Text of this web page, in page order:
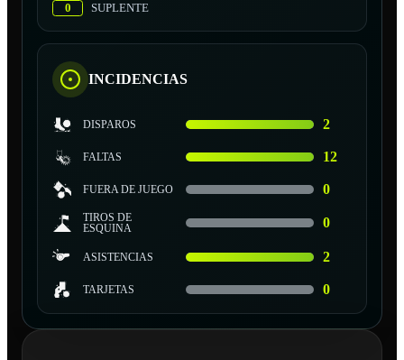
0
SUPLENTE
INCIDENCIAS
DISPAROS 2
FALTAS 12
FUERA DE JUEGO 0
TIROS DE
ESQUINA
0
ASISTENCIAS 2
TARJETAS 0